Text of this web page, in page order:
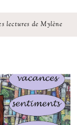
lectures de Mylène